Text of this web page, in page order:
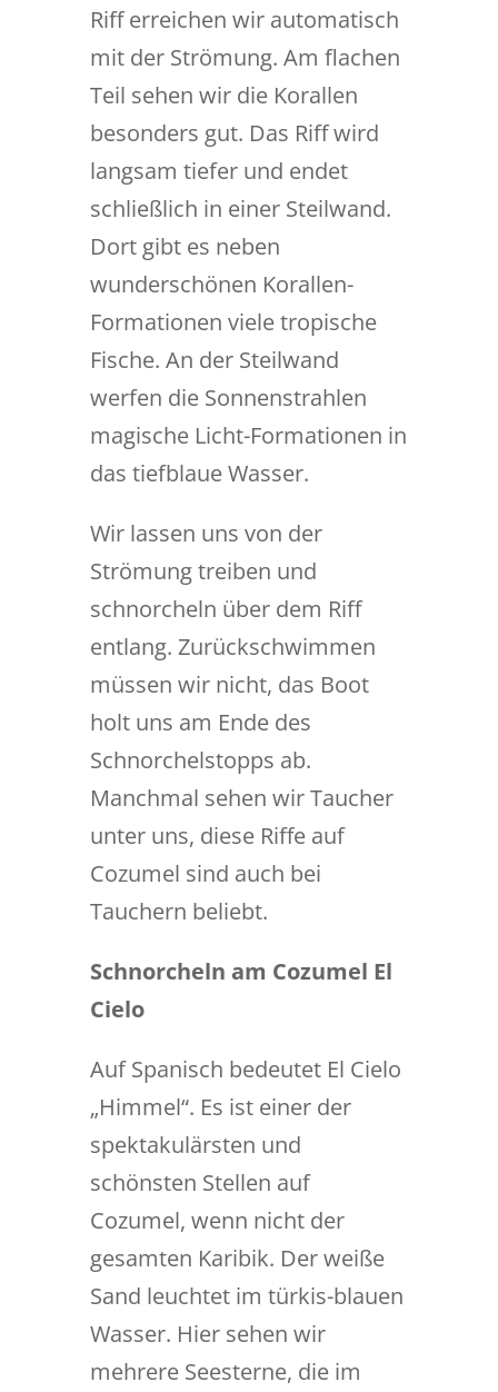
Riff erreichen wir automatisch
mit der Strömung. Am flachen
Teil sehen wir die Korallen
besonders gut. Das Riff wird
langsam tiefer und endet
schließlich in einer Steilwand.
Dort gibt es neben
wunderschönen Korallen-
Formationen viele tropische
Fische. An der Steilwand
werfen die Sonnenstrahlen
magische Licht-Formationen in
das tiefblaue Wasser.
Wir lassen uns von der
Strömung treiben und
schnorcheln über dem Riff
entlang. Zurückschwimmen
müssen wir nicht, das Boot
holt uns am Ende des
Schnorchelstopps ab.
Manchmal sehen wir Taucher
unter uns, diese Riffe auf
Cozumel sind auch bei
Tauchern beliebt.
Schnorcheln am Cozumel El
Cielo
Auf Spanisch bedeutet El Cielo
„Himmel“. Es ist einer der
spektakulärsten und
schönsten Stellen auf
Cozumel, wenn nicht der
gesamten Karibik. Der weiße
Sand leuchtet im türkis-blauen
Wasser. Hier sehen wir
mehrere Seesterne, die im